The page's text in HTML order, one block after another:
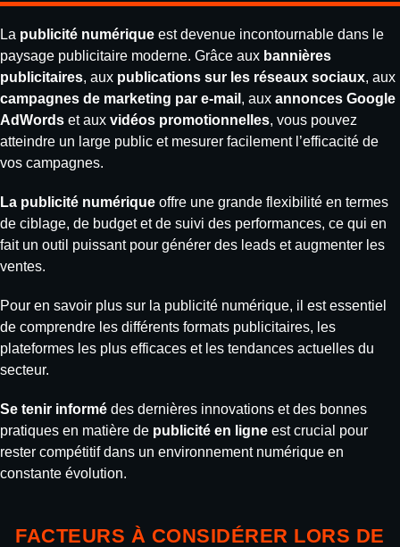
La publicité numérique est devenue incontournable dans le
paysage publicitaire moderne. Grâce aux bannières
publicitaires, aux publications sur les réseaux sociaux, aux
campagnes de marketing par e-mail , aux annonces Google
AdWords et aux vidéos promotionnelles, vous pouvez
atteindre un large public et mesurer facilement l’efficacité de
vos campagnes.
La publicité numérique offre une grande flexibilité en termes
de ciblage, de budget et de suivi des performances, ce qui en
fait un outil puissant pour générer des leads et augmenter les
ventes.
Pour en savoir plus sur la publicité numérique, il est essentiel
de comprendre les différents formats publicitaires, les
plateformes les plus efficaces et les tendances actuelles du
secteur.
Se tenir informé des dernières innovations et des bonnes
pratiques en matière de publicité en ligne est crucial pour
rester compétitif dans un environnement numérique en
constante évolution.
FACTEURS À CONSIDÉRER LORS DE